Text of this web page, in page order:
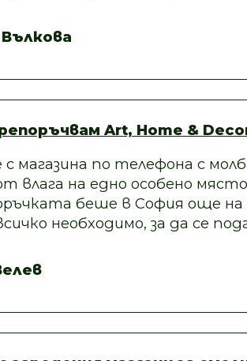
Art, Home &
с магазина по телефона с
влага на едно особено
беше в София още
необходимо, за да се